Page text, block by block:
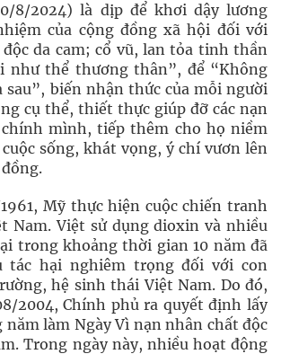
8/2024) là dịp để khơi dậy lương
của cộng đồng xã hội đối với
da cam; cổ vũ, lan tỏa tinh thần
như thể thương thân”, để “Không
sau”, biến nhận thức của mỗi người
cụ thể, thiết thực giúp đỡ các nạn
mình, tiếp thêm cho họ niềm
sống, khát vọng, ý chí vươn lên
Mỹ thực hiện cuộc chiến tranh
Nam. Việt sử dụng dioxin và nhiều
trong khoảng thời gian 10 năm đã
tác hại nghiêm trọng đối với con
hệ sinh thái Việt Nam. Do đó,
2004, Chính phủ ra quyết định lấy
năm làm Ngày Vì nạn nhân chất độc
Trong ngày này, nhiều hoạt động